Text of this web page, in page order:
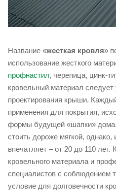
Название «жесткая кровля»
использование жесткого
профнастил, черепица, цинк-
кровельный материал
проектирования крыши.
применения для покрытия,
формы будущей «шапки»
стоить дороже мягкой,
впечатляет – от 20 до 110 лет.
кровельного материала и
специалистов с соблюдением
условие для долговечности